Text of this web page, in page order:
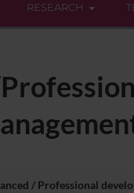
RESEARCH
/ Professional